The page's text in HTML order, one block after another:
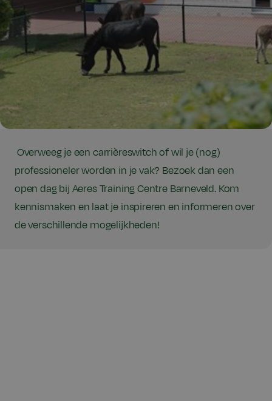
Overweeg je een carrièreswitch of wil je (nog)
professioneler worden in je vak? Bezoek dan een
open dag bij Aeres Training Centre Barneveld. Kom
kennismaken en laat je inspireren en informeren over
de verschillende mogelijkheden!